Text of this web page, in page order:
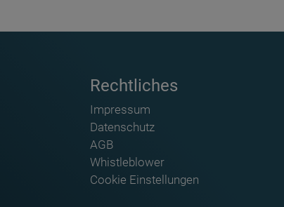
Rechtliches
Impressum
Datenschutz
AGB
Whistleblower
Cookie Einstellungen